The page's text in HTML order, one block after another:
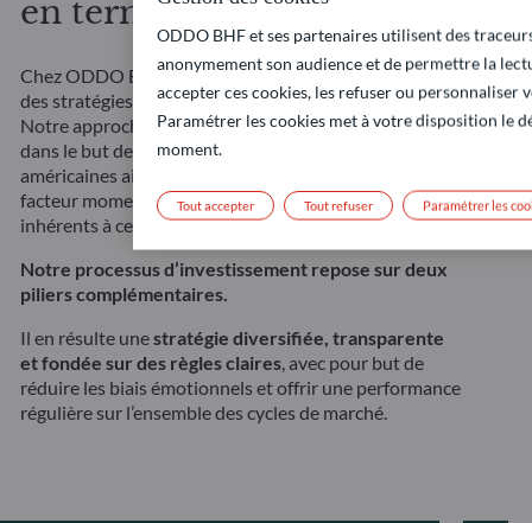
en termes de risque
Chez ODDO BHF Asset Management, nous gérons
des stratégies momentum depuis plus de20 ans.
Notre approche « Smart Momentum » a été conçue
dans le but de capter le potentiel haussier des actions
américaines ainsi que la surperformance associée au
facteur momentum, tout en maîtrisant les risques
inhérents à ce type d’investissement.
Notre processus d’investissement repose sur deux
piliers complémentaires.
Il en résulte unestratégie diversifiée, transparente
et fondée sur des règles claires , avec pour but de
réduire les biais émotionnels et offrir une performance
régulière sur l’ensemble des cycles de marché.
ODDO BHF et ses partenaires utilisent des
anonymement son audience et de permettre la
accepter ces cookies, les refuser ou
Paramétrer les cookies met à votre disposition le
moment.
Tout refuser
Tout accepter Paramétrer les